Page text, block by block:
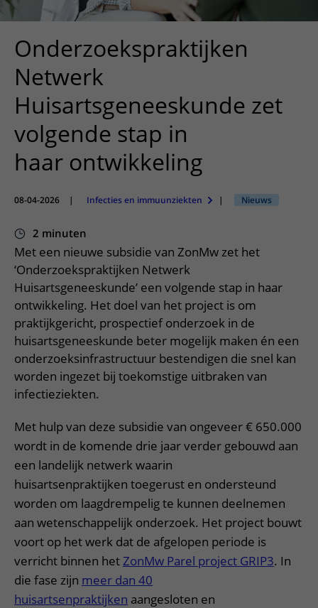
Onderzoeken en diagnostiek
Bloedprikken
Bezoektijden
Wijzigen patiëntgegevens
Mijn UMC Utrecht patiëntportaal
Faciliteiten en voorzieningen
Bezoekregels
Route naar het ziekenhuis
Parkeren
Wegwijs in het ziekenhuis
Contact met verpleegafdeling
Het Wilhelmina Kinderziekenhuis
Teleconsult aanvragen
Diagnostiek aanvragen
Zorgverlenersportaal
Research
Onderwijs
Werken bij het UMC Utrecht
Onderzoekspraktijken
Netwerk
Huisartsgeneeskunde zet
volgende stap in
haar ontwikkeling
08-04-2026 | Infecties en immuunziekten | Nieuws
2 minuten
Met een nieuwe subsidie van ZonMw zet het
‘Onderzoekspraktijken Netwerk
Huisartsgeneeskunde’ een volgende stap in haar
ontwikkeling. Het doel van het project is om
praktijkgericht, prospectief onderzoek in de
huisartsgeneeskunde beter mogelijk maken én een
onderzoeksinfrastructuur bestendigen die snel kan
worden ingezet bij toekomstige uitbraken van
infectieziekten.
Met hulp van deze subsidie van ongeveer € 650.000
wordt in de komende drie jaar verder gebouwd aan
een landelijk netwerk waarin
huisartsenpraktijken toegerust en ondersteund
worden om laagdrempelig te kunnen deelnemen
aan wetenschappelijk onderzoek. Het project bouwt
voort op het werk dat de afgelopen periode is
verricht binnen hetZonMw Parel project GRIP3. In
die fase zijn meer dan 40
huisartsenpraktijken aangesloten en